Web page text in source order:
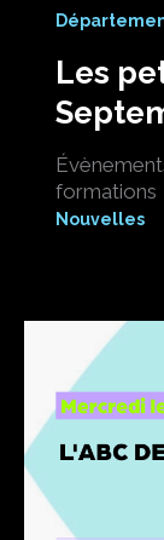
Les
formations
Nouvelles